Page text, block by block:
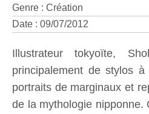
Genre : Création
Date : 09/07/2012
Illustrateur tokyoïte,
principalement de stylos
portraits de marginaux et
de la mythologie nipponne.